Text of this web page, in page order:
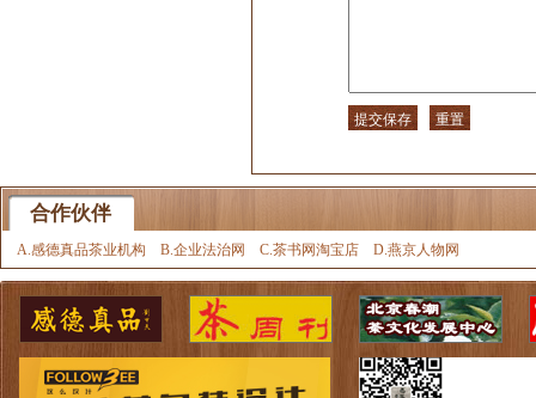
合作伙伴
A.感德真品茶业机构 B.企业法治网 C.茶书网淘宝店 D.燕京人物网